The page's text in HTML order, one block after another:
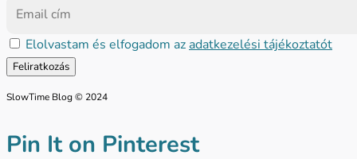
Elolvastam és elfogadom az adatkezelési tájékoztatót
SlowTime Blog © 2024
Pin It on Pinterest